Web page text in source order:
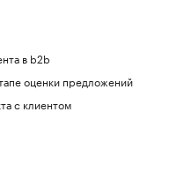
в b2b
оценки предложений
с клиентом